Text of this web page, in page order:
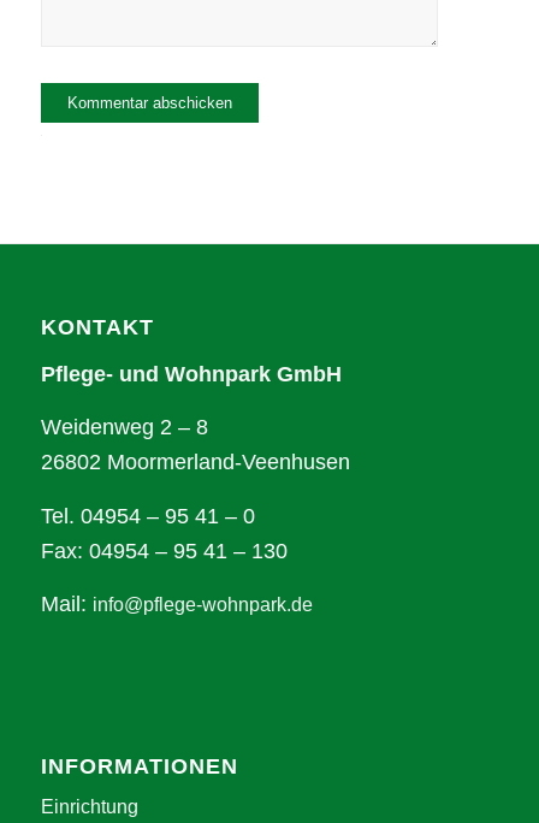
KONTAKT
Pflege- und Wohnpark GmbH
Weidenweg 2 – 8
26802 Moormerland-Veenhusen
Tel. 04954 – 95 41 – 0
Fax: 04954 – 95 41 – 130
Mail: info@pflege-wohnpark.de
INFORMATIONEN
Einrichtung